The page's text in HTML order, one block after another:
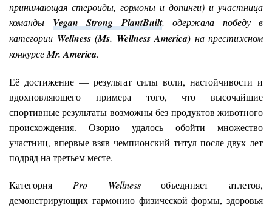
принимающая стероиды, гормоны и допинги) и участница
команды Vegan Strong PlantBuilt, одержала победу в
категории Wellness (Ms. Wellness America) на престижном
конкурсеMr. America.
Её достижение — результат силы воли, настойчивости и
вдохновляющего примера того, что высочайшие
спортивные результаты возможны без продуктов животного
происхождения. Озорио удалось обойти множество
участниц, впервые взяв чемпионский титул после двух лет
подряд на третьем месте.
Категория Pro Wellnessобъединяет атлетов,
демонстрирующих гармонию физической формы, здоровья